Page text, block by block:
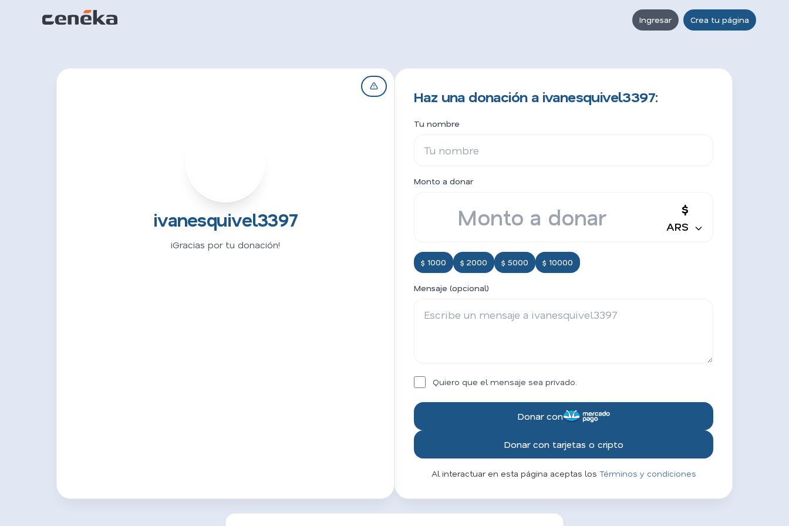
Ingresar Crea tu página
ivanesquivel3397
¡Gracias por tu donación!
Haz una donación a ivanesquivel3397:
Tu nombre
Monto a donar
$
ARS
$ 1000 $ 2000 $ 5000 $ 10000
Mensaje (opcional)
Quiero que el mensaje sea privado.
Donar con
Donar con tarjetas o cripto
Al interactuar en esta página aceptas los Términos y condiciones